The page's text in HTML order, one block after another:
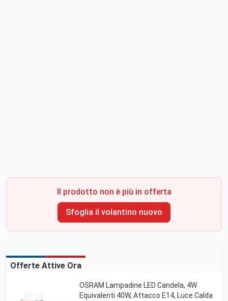
Il prodotto non è più in offerta
Sfoglia il volantino nuovo
Offerte Attive Ora
OSRAM Lampadine LED Candela, 4W
Equivalenti 40W, Attacco E14, Luce Calda